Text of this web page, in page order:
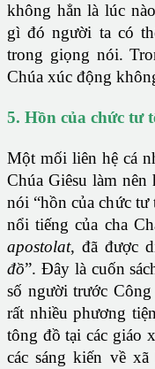
không hẳn là lúc
gì đó người ta có
trong giọng nói.
Chúa xúc động
5. Hồn của chức tư
Một mối liên hệ cá
Chúa Giêsu làm
nói “hồn của chức
nổi tiếng của cha
apostolat, đã được
đồ”. Đây là cuốn
số người trước
rất nhiều phương
tông đồ tại các giáo
các sáng kiến về